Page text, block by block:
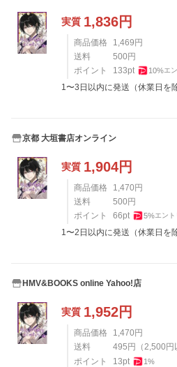
実質 1,836円
商品価格 1,469円
送料
500円
ポイント
133pt 10%エ
1〜3日以内に発送（休業日を
京都 大垣書店オンライン
実質 1,904円
商品価格 1,470円
送料
500円
ポイント
66pt 5%エン
1〜2日以内に発送（休業日を
HMV&BOOKS online Yahoo!店
実質 1,952円
商品価格 1,470円
送料
495円 （ 2,500円
ポイント
13pt 1%